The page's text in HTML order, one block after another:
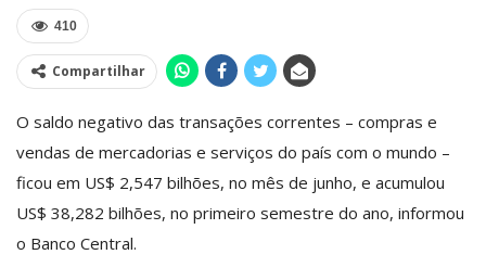
410
Compartilhar
O saldo negativo das transações correntes – compras e
vendas de mercadorias e serviços do país com o mundo –
ficou em US$ 2,547 bilhões, no mês de junho, e acumulou
US$ 38,282 bilhões, no primeiro semestre do ano, informou
o Banco Central.